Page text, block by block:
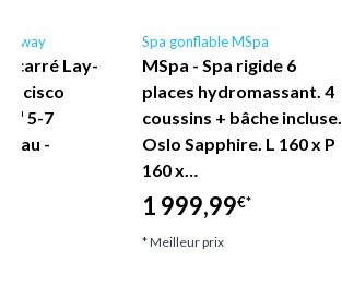
carré Lay-
5-7
-
Spa gonflable MSpa
MSpa - Spa rigide 6
places hydromassant. 4
coussins + bâche incluse.
Oslo Sapphire. L 160 x P
160 x…
1 999,99€*
* Meilleur prix